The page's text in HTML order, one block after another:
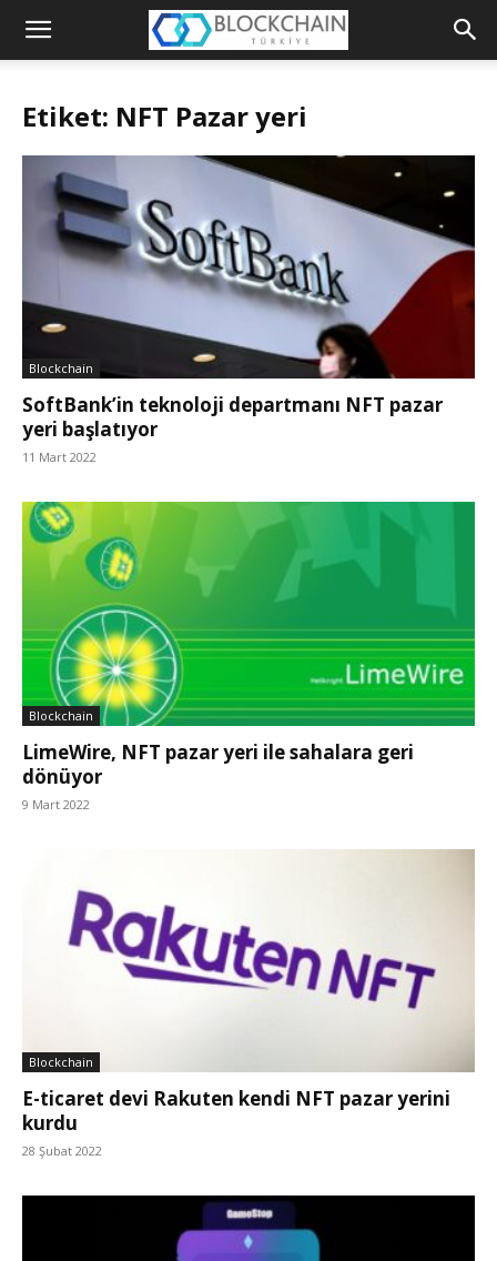
Blockchain
Etiket: NFT Pazar yeri
Blockchain
SoftBank’in teknoloji departmanı NFT pazar
yeri başlatıyor
11 Mart 2022
Blockchain
LimeWire, NFT pazar yeri ile sahalara geri
dönüyor
9 Mart 2022
Blockchain
E-ticaret devi Rakuten kendi NFT pazar yerini
kurdu
28 Şubat 2022